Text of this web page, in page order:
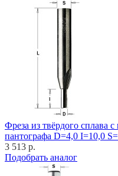
Фреза из твёрдого
пантографа D=4,0 I=10,0
3 513 р.
Подобрать аналог